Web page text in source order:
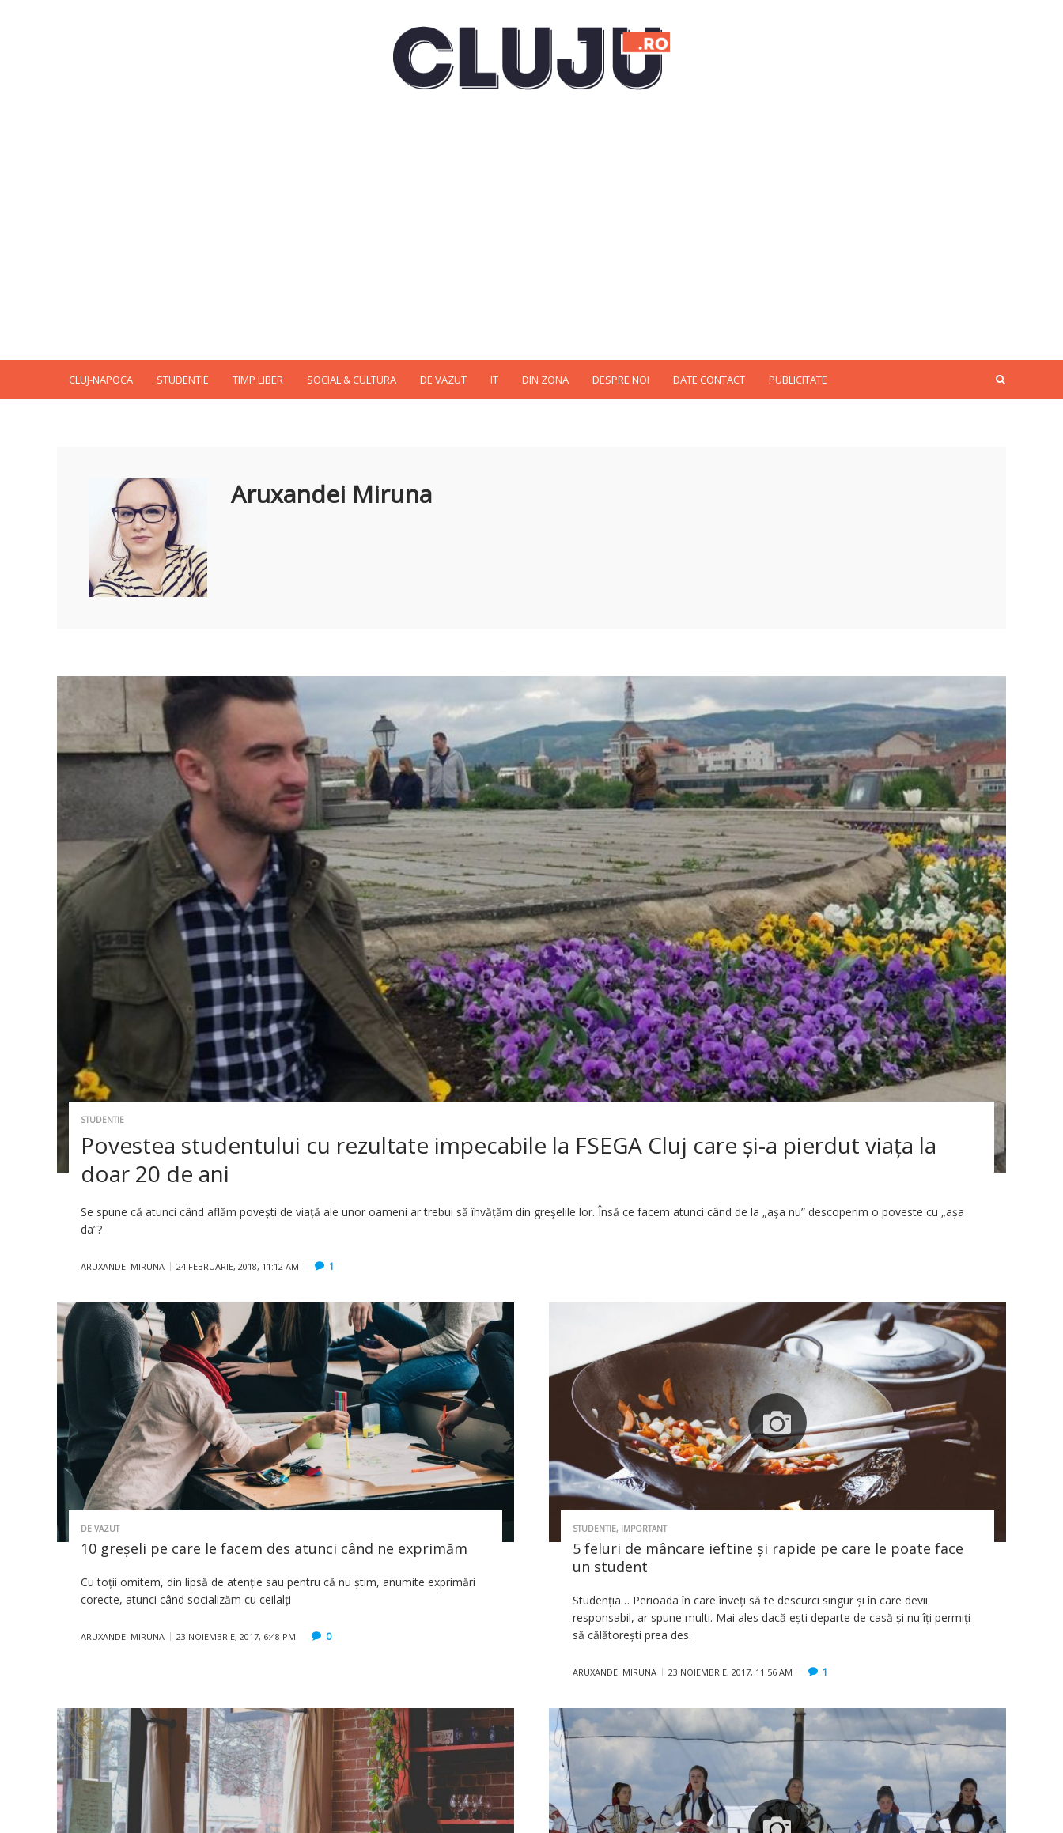
CLUJ-NAPOCA STUDENTIE TIMP LIBER SOCIAL & CULTURA DE VAZUT IT DIN ZONA DESPRE NOI DATE CONTACT PUBLICITATE
Aruxandei Miruna
STUDENTIE
Povestea studentului cu rezultate impecabile la FSEGA Cluj care şi-a pierdut viaţa la
doar 20 de ani
Se spune că atunci când aflăm povești de viață ale unor oameni ar trebui să învățăm din greșelile lor. Însă ce facem atunci când de la „așa nu” descoperim o poveste cu „așa
da”?
ARUXANDEI MIRUNA 24 FEBRUARIE, 2018, 11:12 AM 1
DE VAZUT
10 greșeli pe care le facem des atunci când ne exprimăm
Cu toții omitem, din lipsă de atenție sau pentru că nu știm, anumite exprimări
corecte, atunci când socializăm cu ceilalți
ARUXANDEI MIRUNA 23 NOIEMBRIE, 2017, 6:48 PM 0
STUDENTIE, IMPORTANT
5 feluri de mâncare ieftine şi rapide pe care le poate face
un student
Studenția… Perioada în care înveți să te descurci singur și în care devii
responsabil, ar spune multi. Mai ales dacă ești departe de casă și nu îți permiți
să călătorești prea des.
ARUXANDEI MIRUNA 23 NOIEMBRIE, 2017, 11:56 AM 1